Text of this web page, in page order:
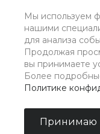
Мы используем
нашими
для анализа
Продолжая
вы принимаете
Более
Политике
Принимаю